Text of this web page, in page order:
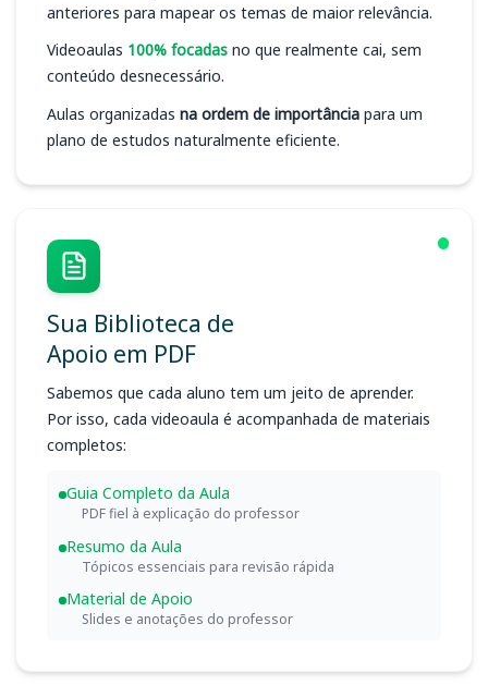
anteriores para mapear os temas de maior relevância.
Videoaulas 100% focadas no que realmente cai, sem
conteúdo desnecessário.
Aulas organizadas na ordem de importância para um
plano de estudos naturalmente eficiente.
Sua Biblioteca de
Apoio em PDF
Sabemos que cada aluno tem um jeito de aprender.
Por isso, cada videoaula é acompanhada de materiais
completos:
Guia Completo da Aula
PDF fiel à explicação do professor
Resumo da Aula
Tópicos essenciais para revisão rápida
Material de Apoio
Slides e anotações do professor